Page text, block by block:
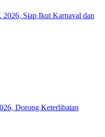
Siap Ikut Karnaval dan
Dorong Keterlibatan